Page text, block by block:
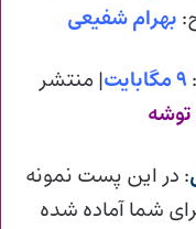
بهرام شفیعی
۹ مگابایت
| منتشر
توشه
: در این پست نمونه
شما آماده شده